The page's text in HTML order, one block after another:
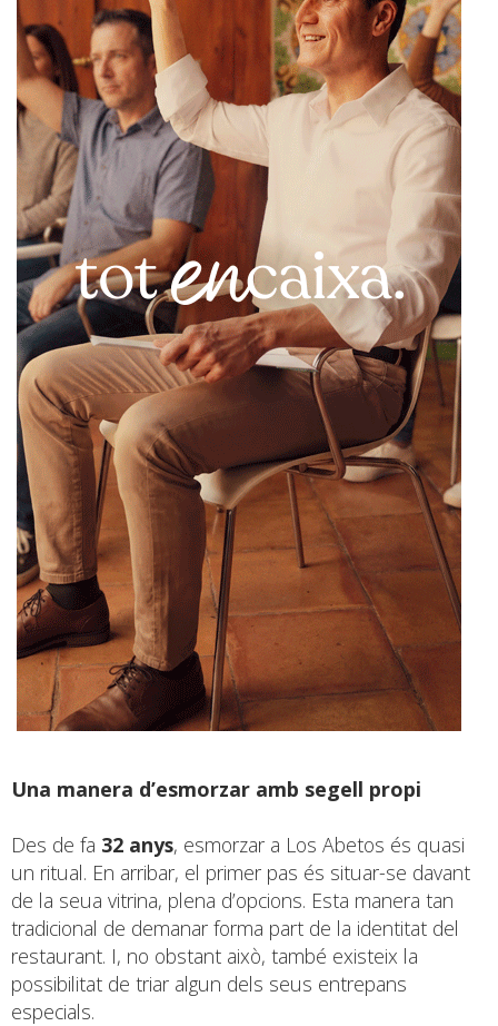
Una manera d’esmorzar amb segell propi
Des de fa 32 anys, esmorzar a Los Abetos és quasi
un ritual. En arribar, el primer pas és situar-se davant
de la seua vitrina, plena d’opcions. Esta manera tan
tradicional de demanar forma part de la identitat del
restaurant. I, no obstant això, també existeix la
possibilitat de triar algun dels seus entrepans
especials.